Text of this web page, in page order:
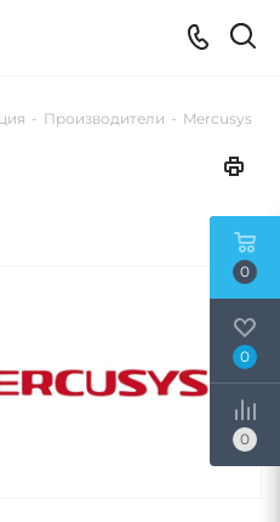
- Производители - Mercusys
0
0
0